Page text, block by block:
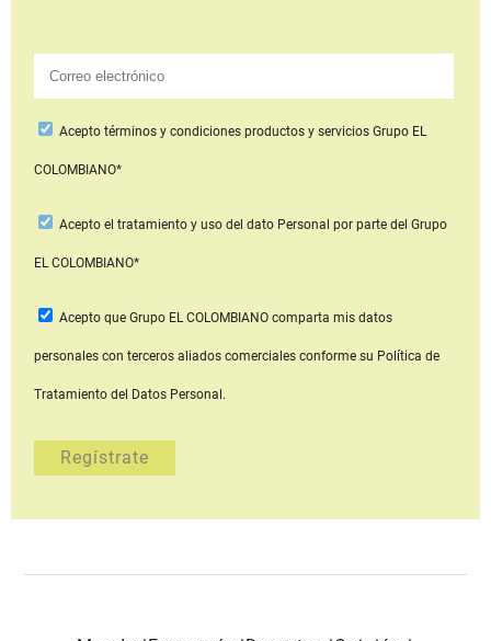
Aceptotérminos y condiciones productos y serviciosGrupo EL
COLOMBIANO*
Acepto el tratamiento y uso del dato Personal por parte del Grupo
EL COLOMBIANO*
Acepto que Grupo EL COLOMBIANOcomparta mis datos
personales con terceros aliados comerciales conforme su Política de
Tratamiento del Datos Personal.